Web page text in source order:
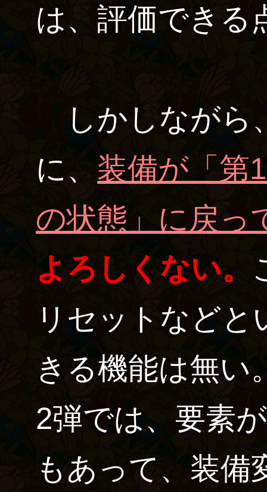
は、評価できる
しかしながら
に、 装備が「第
の状態」に戻っ
よろしくない。
リセットなど
きる機能は無い
2弾では、要素
もあって、装備